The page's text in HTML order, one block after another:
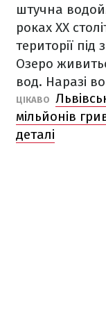
штучна
роках XX
території
Озеро
вод. Наразі
ЦІКАВО
мільйонів
деталі